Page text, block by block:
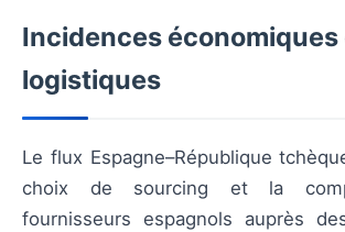
Incidences économiques
logistiques
Le flux Espagne–République
choix de sourcing et la
fournisseurs espagnols auprès